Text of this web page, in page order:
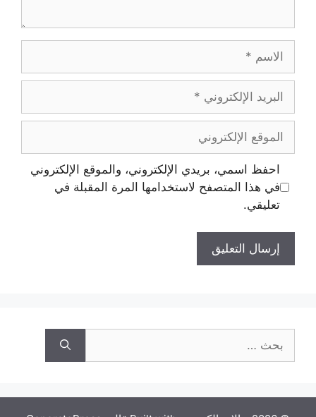
احفظ اسمي، بريدي الإلكتروني، والموقع الإلكتروني
في هذا المتصفح لاستخدامها المرة المقبلة في
تعليقي.